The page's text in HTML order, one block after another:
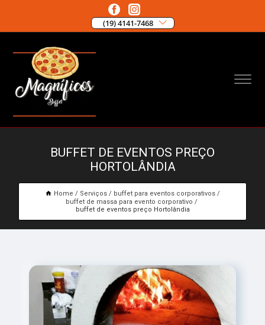
(19) 4141-7468
BUFFET DE EVENTOS PREÇO
HORTOLÂNDIA
Home Serviços
buffet para eventos corporativos
buffet de massa para evento corporativo
buffet de eventos preço Hortolândia